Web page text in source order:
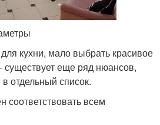
кухни, мало выбрать красивое
еще ряд нюансов,
отдельный список.
всем